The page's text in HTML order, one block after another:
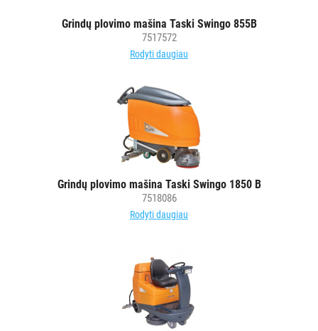
PRIEMONĖSGrindų plovimo mašina Taski Swingo 855B
7517572
Rodyti daugiau
Grindų plovimo mašina Taski Swingo 1850 B
7518086
Rodyti daugiau